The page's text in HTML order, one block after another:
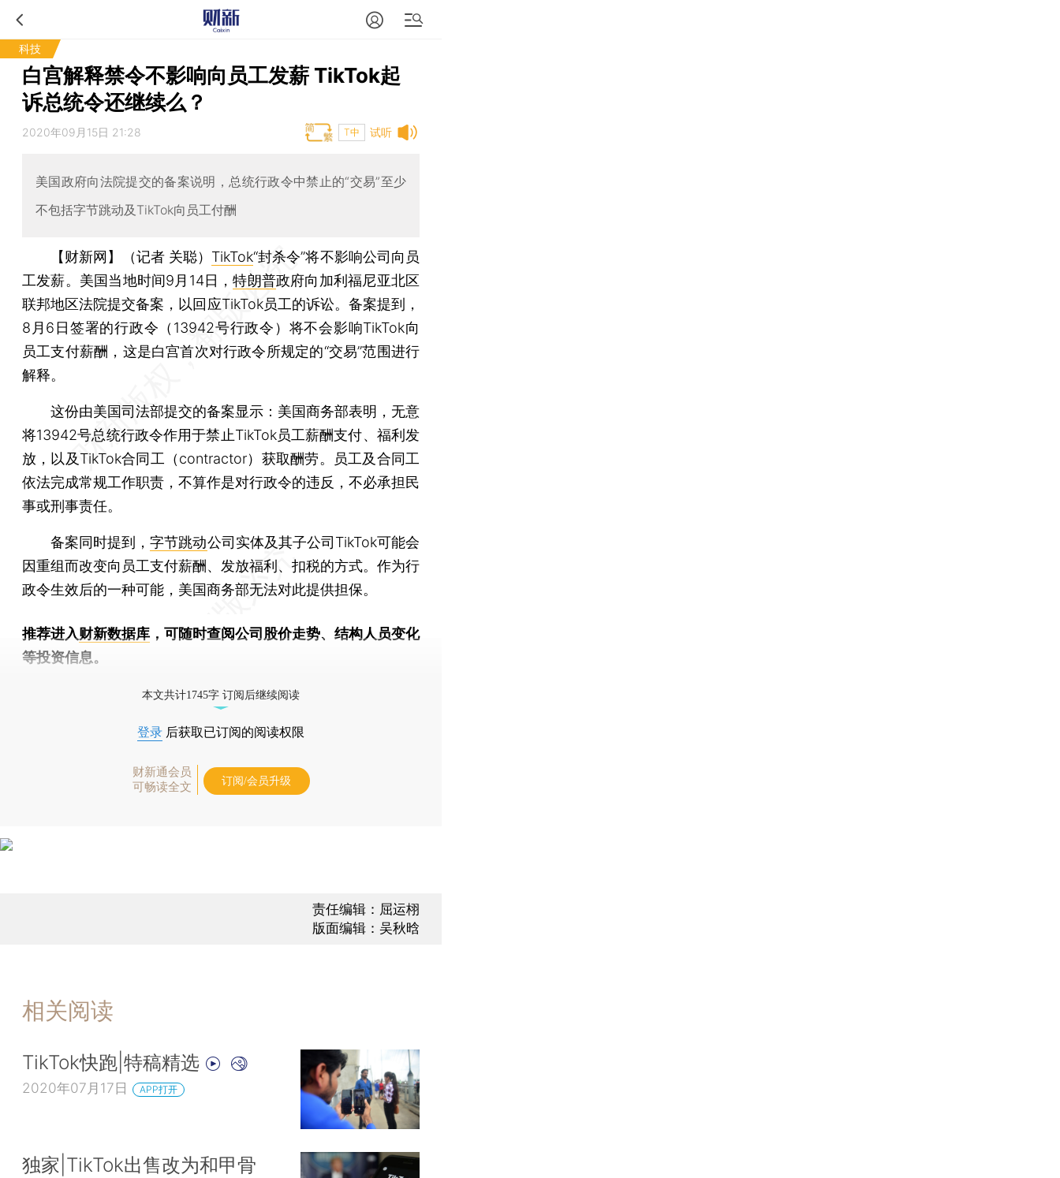
科技
白宫解释禁令不影响向员工发薪 TikTok起
诉总统令还继续么？
试听
2020年09月15日 21:28 T中
美国政府向法院提交的备案说明，总统行政令中禁止的“交易”至少
不包括字节跳动及TikTok向员工付酬
【财新网】（记者 关聪） TikTok“封杀令”将不影响公司向员
工发薪。美国当地时间9月14日，特朗普政府向加利福尼亚北区
联邦地区法院提交备案，以回应TikTok员工的诉讼。备案提到，
8月6日签署的行政令（13942号行政令）将不会影响TikTok向
员工支付薪酬，这是白宫首次对行政令所规定的“交易”范围进行
解释。
这份由美国司法部提交的备案显示：美国商务部表明，无意
将13942号总统行政令作用于禁止TikTok员工薪酬支付、福利发
放，以及TikTok合同工（contractor）获取酬劳。员工及合同工
依法完成常规工作职责，不算作是对行政令的违反，不必承担民
事或刑事责任。
备案同时提到，字节跳动公司实体及其子公司TikTok可能会
因重组而改变向员工支付薪酬、发放福利、扣税的方式。作为行
政令生效后的一种可能，美国商务部无法对此提供担保。
推荐进入财新数据库 ，可随时查阅公司股价走势、结构人员变化
等投资信息。
本文共计1745字 订阅后继续阅读
登录 后获取已订阅的阅读权限
财新通会员
可畅读全文
订阅/会员升级
责任编辑：屈运栩
版面编辑：吴秋晗
相关阅读
TikTok快跑|特稿精选
2020年07月17日 APP打开
独家|TikTok出售改为和甲骨